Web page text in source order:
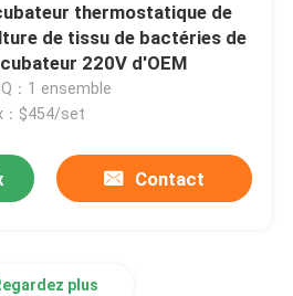
thermostatique de
de tissu de bactéries de
220V d'OEM
：1 ensemble
：$454/set
Contact
plus